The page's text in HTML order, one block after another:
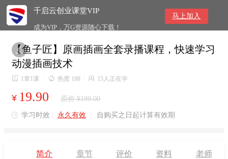
千启云创业课堂VIP
成为VIP，万G资源随心下载！
马上加入

【鱼子匠】原画插画全套录播课程，快速学习
动漫插画技术
 1章1课  热度 188  15人正在学
¥ 19.90 原价 ¥199.00
 学习时效 : 永久有效 自购买之日起计算有效期
简介 章节 评价 资料 老师